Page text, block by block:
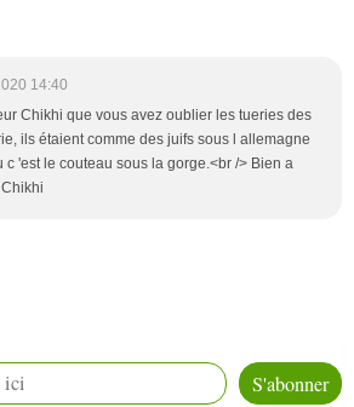
14:40
Chikhi que vous avez oublier les tueries des
ils étaient comme des juifs sous l allemagne
c 'est le couteau sous la gorge.<br /> Bien a